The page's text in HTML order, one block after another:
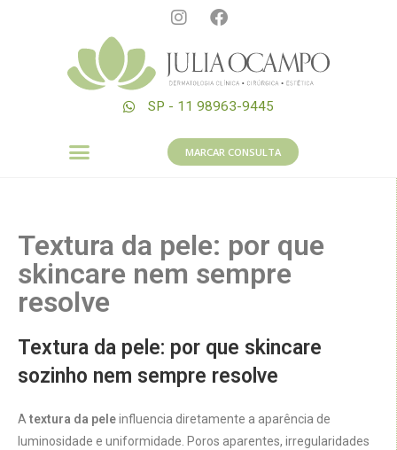
SP - 11 98963-9445
MARCAR CONSULTA
Textura da pele: por que
skincare nem sempre
resolve
Textura da pele: por que skincare
sozinho nem sempre resolve
Atextura da peleinfluencia diretamente a aparência de
luminosidade e uniformidade. Poros aparentes, irregularidades